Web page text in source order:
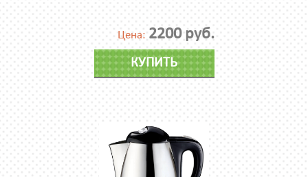
Цена: 2200 руб.
КУПИТЬ